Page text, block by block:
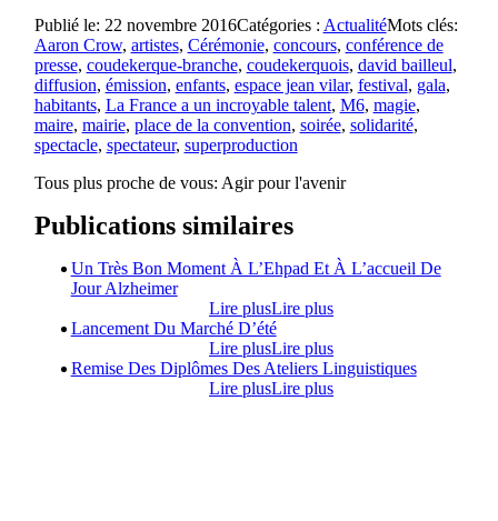
Publié le: 22 novembre 2016Catégories : ActualitéMots clés:
Aaron Crow, artistes, Cérémonie, concours, conférence de
presse, coudekerque-branche, coudekerquois, david bailleul,
diffusion, émission, enfants, espace jean vilar, festival, gala,
habitants, La France a un incroyable talent, M6, magie,
maire, mairie, place de la convention, soirée, solidarité,
spectacle, spectateur, superproduction
Tous plus proche de vous: Agir pour l'avenir
Publications similaires
Un Très Bon Moment À L’Ehpad Et À L’accueil De
Jour Alzheimer
Lire plusLire plus
Lancement Du Marché D’été
Lire plusLire plus
Remise Des Diplômes Des Ateliers Linguistiques
Lire plusLire plus